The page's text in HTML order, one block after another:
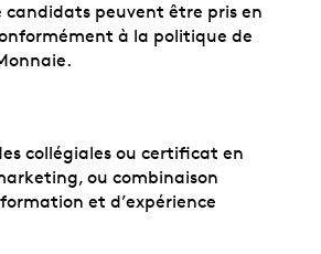
candidats peuvent être pris en
à la politique de
collégiales ou certificat en
ou combinaison
et d’expérience